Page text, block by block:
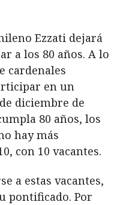
Ezzati dejará
a los 80 años. A lo
cardenales
en un
diciembre de
80 años, los
hay más
con 10 vacantes.
a estas vacantes,
pontificado. Por